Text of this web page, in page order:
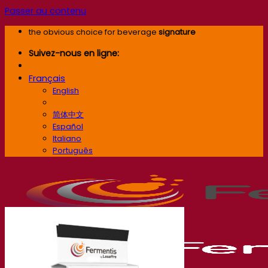
Passer au contenu
the obvious choice for beverage signature
Suivez-nous en ligne:
Français
English
简体中文
Español
Italiano
Português